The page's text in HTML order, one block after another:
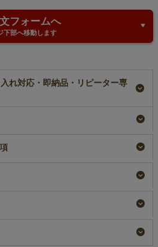
フォームへ
下部へ移動します
れ対応・即納品・リピーター専
名入れ／リピーター
き A5サイズ｜100
入
不織布アドバッグ小判
抜き 薄手《40g》